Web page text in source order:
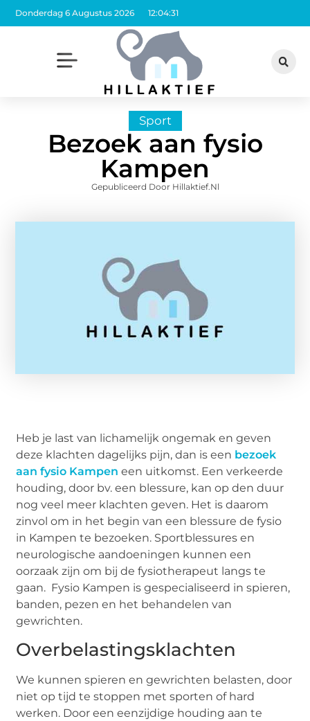
Donderdag 6 Augustus 2026 12:04:32
Sport
Bezoek aan fysio
Kampen
Gepubliceerd Door Hillaktief.nl
Heb je last van lichamelijk ongemak en geven
deze klachten dagelijks pijn, dan is een bezoek
aan fysio Kampen een uitkomst. Een verkeerde
houding, door bv. een blessure, kan op den duur
nog veel meer klachten geven. Het is daarom
zinvol om in het begin van een blessure de fysio
in Kampen te bezoeken. Sportblessures en
neurologische aandoeningen kunnen een
oorzaak zijn om bij de fysiotherapeut langs te
gaan. Fysio Kampen is gespecialiseerd in spieren,
banden, pezen en het behandelen van
gewrichten.
Overbelastingsklachten
We kunnen spieren en gewrichten belasten, door
niet op tijd te stoppen met sporten of hard
werken. Door een eenzijdige houding aan te